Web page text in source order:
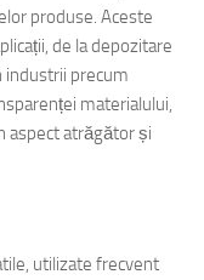
produse. Aceste
de la depozitare
industrii precum
materialului,
aspect atrăgător și
utilizate frecvent